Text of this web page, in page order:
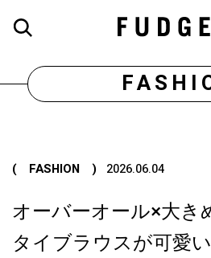
( FASHION ) 2026.06.04
オーバーオール×大き
タイブラウスが可愛